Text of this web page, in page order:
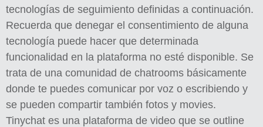
tecnologías de seguimiento definidas a continuación.
Recuerda que denegar el consentimiento de alguna
tecnología puede hacer que determinada
funcionalidad en la plataforma no esté disponible. Se
trata de una comunidad de chatrooms básicamente
donde te puedes comunicar por voz o escribiendo y
se pueden compartir también fotos y movies.
Tinychat es una plataforma de video que se outline